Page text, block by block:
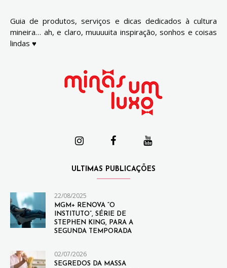
Guia de produtos, serviços e dicas dedicados à cultura
mineira… ah, e claro, muuuuita inspiração, sonhos e coisas
lindas ♥
ULTIMAS PUBLICAÇÕES
22/08/2025
MGM+ RENOVA “O
INSTITUTO”, SÉRIE DE
STEPHEN KING, PARA A
SEGUNDA TEMPORADA
02/07/2026
SEGREDOS DA MASSA